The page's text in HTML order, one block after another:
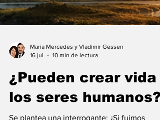
Maria Mercedes y Vladimir Gessen
10 min de lectura
¿Pueden crear vida